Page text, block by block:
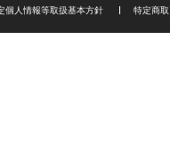
個人情報等取扱基本方針 特定商